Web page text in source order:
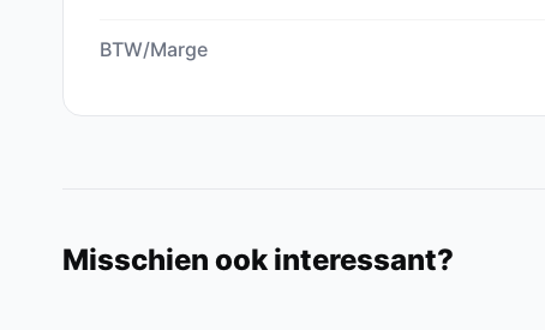
BTW/Marge
Misschien ook interessant?